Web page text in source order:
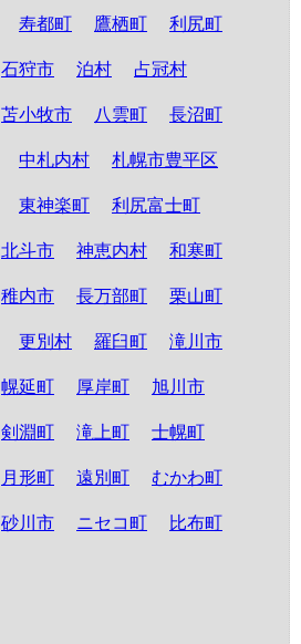
寿都町 鷹栖町 利尻町
石狩市 泊村 占冠村
苫小牧市 八雲町 長沼町
中札内村 札幌市豊平区
東神楽町 利尻富士町
北斗市 神恵内村 和寒町
稚内市 長万部町 栗山町
更別村 羅臼町 滝川市
幌延町 厚岸町 旭川市
剣淵町 滝上町 士幌町
月形町 遠別町 むかわ町
砂川市 ニセコ町 比布町